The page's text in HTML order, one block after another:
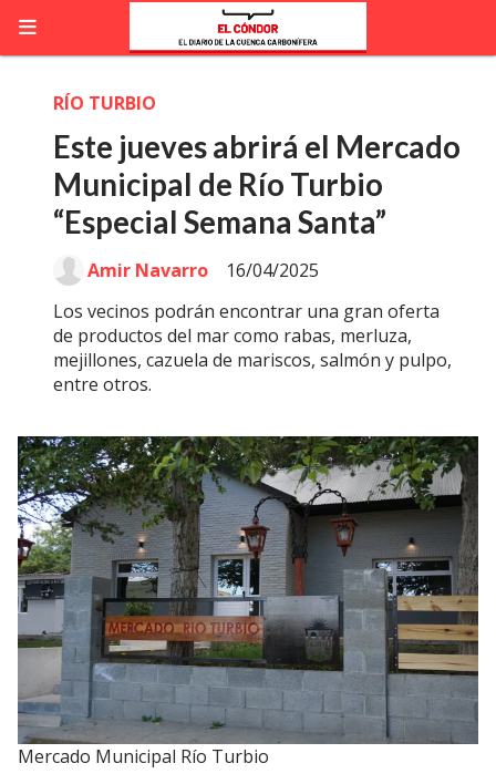
Este jueves abrirá el Mercado
Municipal de Río Turbio
“Especial Semana Santa”
Los vecinos podrán encontrar una gran oferta
de productos del mar como rabas, merluza,
mejillones, cazuela de mariscos, salmón y pulpo,
entre otros.
RÍO TURBIO
16/04/2025
Amir Navarro
Mercado Municipal Río Turbio